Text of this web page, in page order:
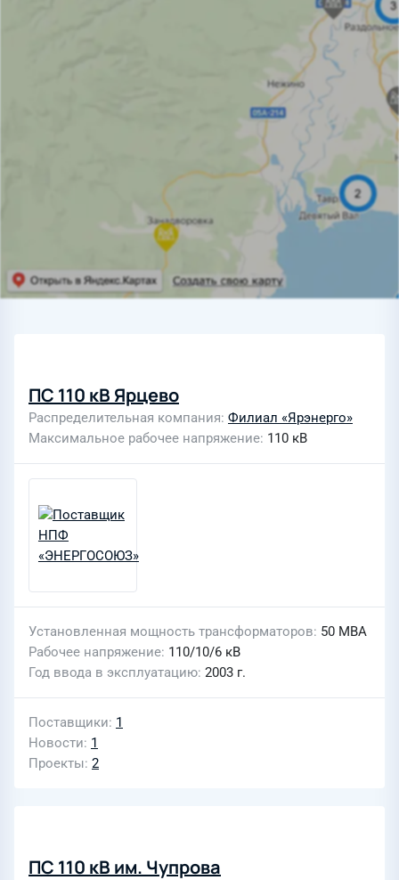
ПС 110 кВ Ярцево
Распределительная компания Филиал «Ярэнерго»
Максимальное рабочее напряжение 110 кВ
Установленная мощность трансформаторов 50 МВА
Рабочее напряжение 110/10/6 кВ
Год ввода в эксплуатацию 2003 г.
Поставщики 1
Новости 1
Проекты 2
ПС 110 кВ им. Чупрова